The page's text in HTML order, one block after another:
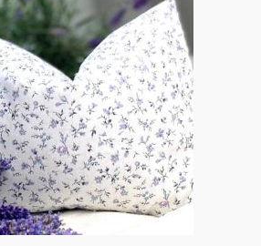
PRODUKTDETAILS